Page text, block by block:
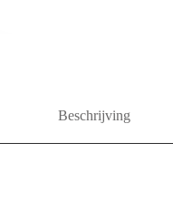
Beschrijving